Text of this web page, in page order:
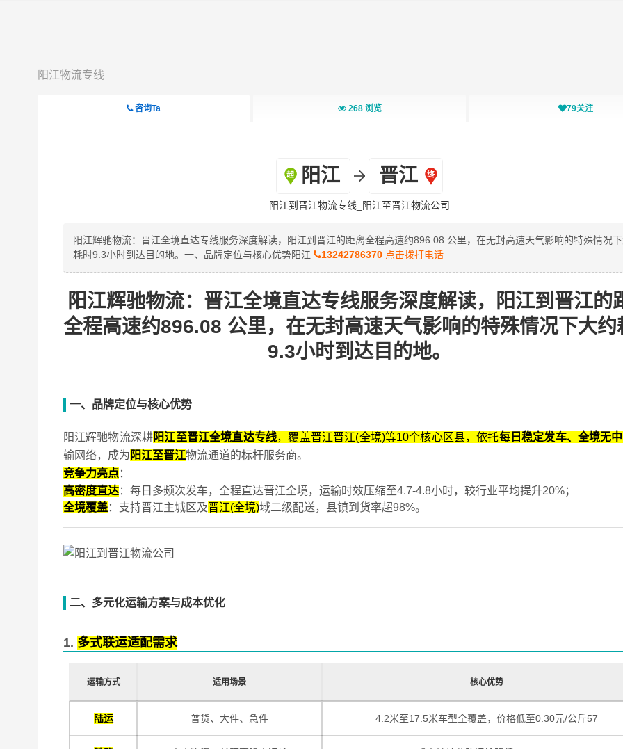
阳江物流专线
咨询Ta 268 浏览 79关注
阳江 晋江
阳江到晋江物流专线_阳江至晋江物流公司
阳江辉驰物流：晋江全境直达专线服务深度解读，阳江到晋江的距离全程高速约896.08 公里，在无封高速天气影响的特殊情况
耗时9.3小时到达目的地。一、品牌定位与核心优势阳江
13242786370点击拨打电话
阳江辉驰物流：晋江全境直达专线服务深度解读，阳江到晋江的
全程高速约896.08 公里，在无封高速天气影响的特殊情况下大约
9.3小时到达目的地。
一、品牌定位与核心优势
阳江辉驰物流深耕阳江至晋江全境直达专线，覆盖晋江晋江(全境)等10个核心区县，依托每日稳定发车、全境无
输网络，成为 阳江至晋江物流通道的标杆服务商‌。
竞争力亮点：
高密度直达：每日多频次发车，全程直达晋江全境，运输时效压缩至4.7-4.8小时，较行业平均提升20%‌；
全境覆盖：支持晋江主城区及晋江(全境)域二级配送，县镇到货率超98%‌。
二、多元化运输方案与成本优化
1. 多式联运适配需求
运输方式 适用场景 核心优势
陆运 普货、大件、急件 4.2米至17.5米车型全覆盖，价格低至0.30元/公斤‌57